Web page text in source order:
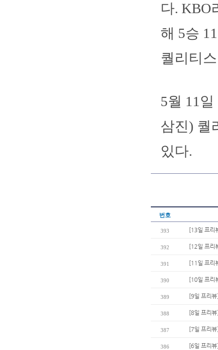
다. KBO
해 5승
퀄리티
5월 11
삼진) 퀄
있다.
번호
393 [13일 프리
392 [12일 프리
391 [11일 프리
390 [10일 프리
389 [9일 프리
388 [8일 프리
387 [7일 프리
386 [6일 프리